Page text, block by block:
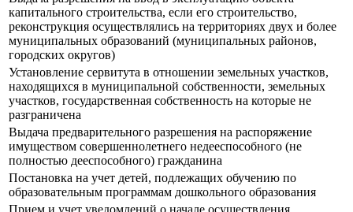
капитального строительства, если его строительство,
реконструкция осуществлялись на территориях двух и более
муниципальных образований (муниципальных районов,
городских округов)
Установление сервитута в отношении земельных участков,
находящихся в муниципальной собственности, земельных
участков, государственная собственность на которые не
разграничена
Выдача предварительного разрешения на распоряжение
имуществом совершеннолетнего недееспособного (не
полностью дееспособного) гражданина
Постановка на учет детей, подлежащих обучению по
образовательным программам дошкольного образования